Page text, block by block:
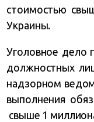
стоимостью
Украины.
Уголовное дело
должностных
надзорном
выполнения
свыше 1